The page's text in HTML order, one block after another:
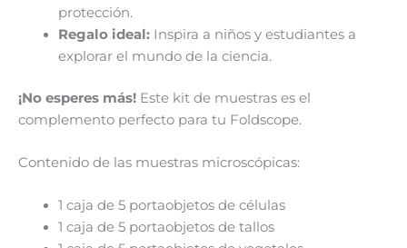
protección.
Regalo ideal:Inspira a niños y estudiantes a
explorar el mundo de la ciencia.
¡No esperes más! Este kit de muestras es el
complemento perfecto para tu Foldscope.
Contenido de las muestras microscópicas:
1 caja de 5 portaobjetos de células
1 caja de 5 portaobjetos de tallos